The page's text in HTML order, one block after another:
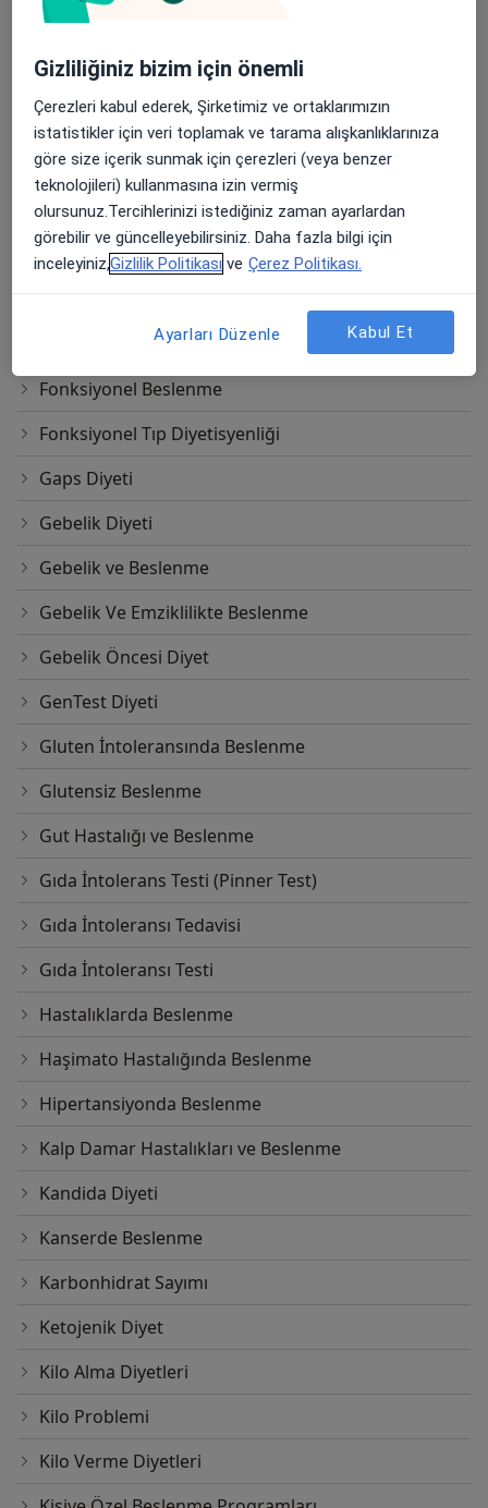
Bölgesel Zayıflama
Detoks
Detoks Diyeti
Diyabet Diyeti
Emziren Anne Diyeti
Fodmap Diyeti
Fonksiyonel Beslenme
Fonksiyonel Tıp Diyetisyenliği
Gaps Diyeti
Gebelik Diyeti
Gebelik ve Beslenme
Gebelik Ve Emziklilikte Beslenme
Gebelik Öncesi Diyet
GenTest Diyeti
Gluten İntoleransında Beslenme
Glutensiz Beslenme
Gut Hastalığı ve Beslenme
Gıda İntolerans Testi (Pinner Test)
Gıda İntoleransı Tedavisi
Gıda İntoleransı Testi
Hastalıklarda Beslenme
Haşimato Hastalığında Beslenme
Hipertansiyonda Beslenme
Kalp Damar Hastalıkları ve Beslenme
Kandida Diyeti
Kanserde Beslenme
Karbonhidrat Sayımı
Ketojenik Diyet
Kilo Alma Diyetleri
Kilo Problemi
Kilo Verme Diyetleri
Gizliliğiniz bizim için önemli
Çerezleri kabul ederek, Şirketimiz ve ortaklarımızın
istatistikler için veri toplamak ve tarama alışkanlıklarınıza
göre size içerik sunmak için çerezleri (veya benzer
teknolojileri) kullanmasına izin vermiş
olursunuz.Tercihlerinizi istediğiniz zaman ayarlardan
görebilir ve güncelleyebilirsiniz. Daha fazla bilgi için
inceleyiniz,Gizlilik Politikası ve Çerez Politikası.
Ayarları Düzenle Kabul Et